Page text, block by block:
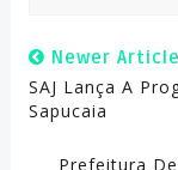
Newer Article
SAJ Lança A
Sapucaia
Prefeitura